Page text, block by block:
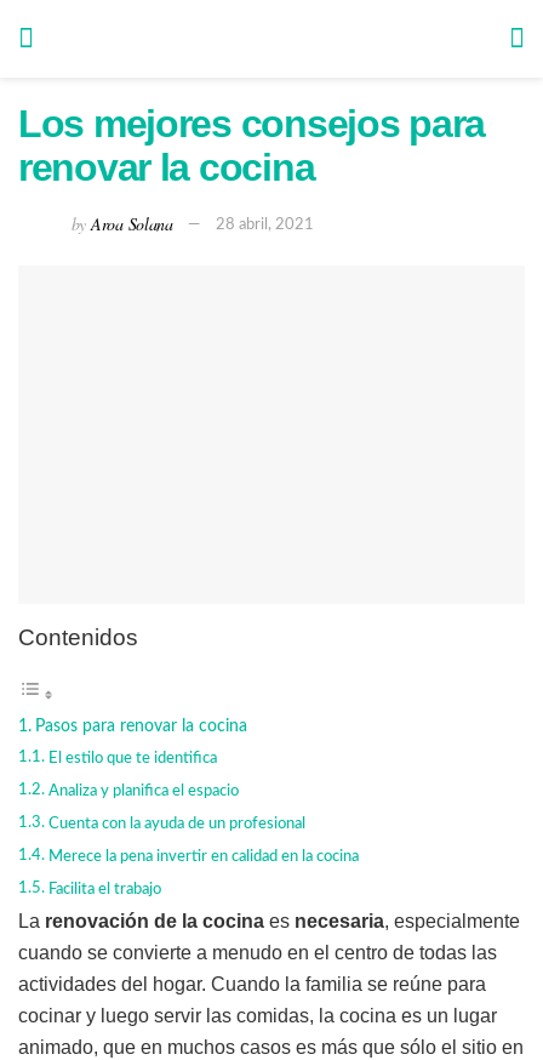
Los mejores consejos para
renovar la cocina
by Aroa Solana 28 abril, 2021
Contenidos
Pasos para renovar la cocina
El estilo que te identifica
Analiza y planifica el espacio
Cuenta con la ayuda de un profesional
Merece la pena invertir en calidad en la cocina
Facilita el trabajo
La renovación de la cocina es necesaria, especialmente
cuando se convierte a menudo en el centro de todas las
actividades del hogar. Cuando la familia se reúne para
cocinar y luego servir las comidas, la cocina es un lugar
animado, que en muchos casos es más que sólo el sitio en